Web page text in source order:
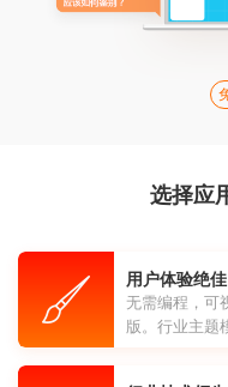
选择应
用户体验绝佳
无需编程，可
版。行业主题